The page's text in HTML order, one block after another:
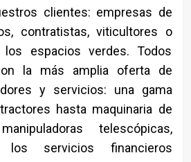
clientes: empresas de
contratistas, viticultores o
los espacios verdes. Todos
la más amplia oferta de
y servicios: una gama
hasta maquinaria de
telescópicas,
los servicios financieros